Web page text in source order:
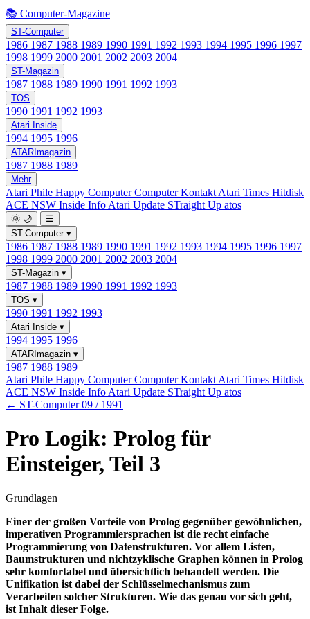
📚 Computer-Magazine
ST-Computer
1986 1987 1988 1989 1990 1991 1992 1993 1994 1995 1996 1997
1998 1999 2000 2001 2002 2003 2004
ST-Magazin
1987 1988 1989 1990 1991 1992 1993
TOS
1990 1991 1992 1993
Atari Inside
1994 1995 1996
ATARImagazin
1987 1988 1989
Mehr
Atari Phile Happy ComputerComputer Kontakt Atari Times Hitdisk
ACE NSW Inside Info Atari Update STraight Up atos
🌞 🌙
☰
ST-Computer ▾
1986 1987 1988 1989 1990 1991 1992 1993 1994 1995 1996 1997
1998 1999 2000 2001 2002 2003 2004
ST-Magazin ▾
1987 1988 1989 1990 1991 1992 1993
TOS ▾
1990 1991 1992 1993
Atari Inside ▾
1994 1995 1996
ATARImagazin ▾
1987 1988 1989
Atari Phile Happy ComputerComputer Kontakt Atari Times Hitdisk
ACE NSW Inside Info Atari Update STraight Up atos
← ST-Computer 09 / 1991
Pro Logik: Prolog für
Einsteiger, Teil 3
Grundlagen
Einer der großen Vorteile von Prolog gegenüber gewöhnlichen,
imperativen Programmiersprachen ist die recht einfache
Programmierung von Datenstrukturen. Vor allem Listen,
Baumstrukturen und nichtzyklische Graphen können in Prolog
sehr komfortabel und übersichtlich behandelt werden. Die
Unifikation ist dabei der Schlüsselmechanismus zum
Verarbeiten solcher Strukturen. Wie das genau vor sich geht,
ist Inhalt dieser Folge.